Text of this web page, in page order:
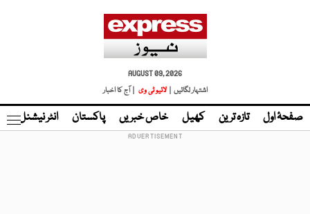
AUGUST 09, 2026
اشتہار لگائیں |
لائیو ٹی وی | آج کا اخبار
صفحۂ اول تازہ ترین کھیل خاص خبریں پاکستان انٹر نیشنل